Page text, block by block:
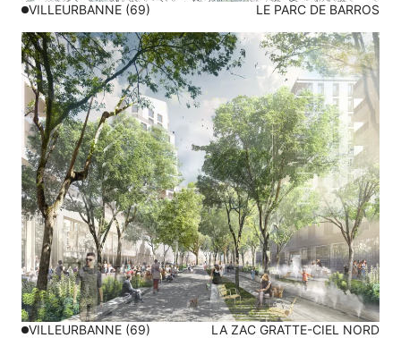
VILLEURBANNE (69) LE PARC DE BARROS
VILLEURBANNE (69) LA ZAC GRATTE-CIEL NORD